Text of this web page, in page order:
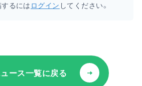
るには ログイン してください。
ース一覧に戻る